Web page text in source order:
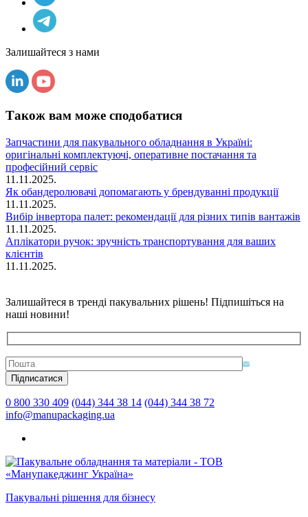
Залишайтеся з нами
Також вам може сподобатися
Запчастини для пакувального обладнання в Україні:
оригінальні комплектуючі, оперативне постачання та
професійний сервіс
11.11.2025.
Як обандеролювачі допомагають у брендуванні продукції
11.11.2025.
Вибір інвертора палет: рекомендації для різних типів вантажів
11.11.2025.
Аплікатори ручок: зручність транспортування для ваших
клієнтів
11.11.2025.
Залишайтеся в тренді пакувальних рішень! Підпишіться на
наші новини!
0 800 330 409 (044) 344 38 14 (044) 344 38 72
info@manupackaging.ua
Пакувальні рішення для бізнесу